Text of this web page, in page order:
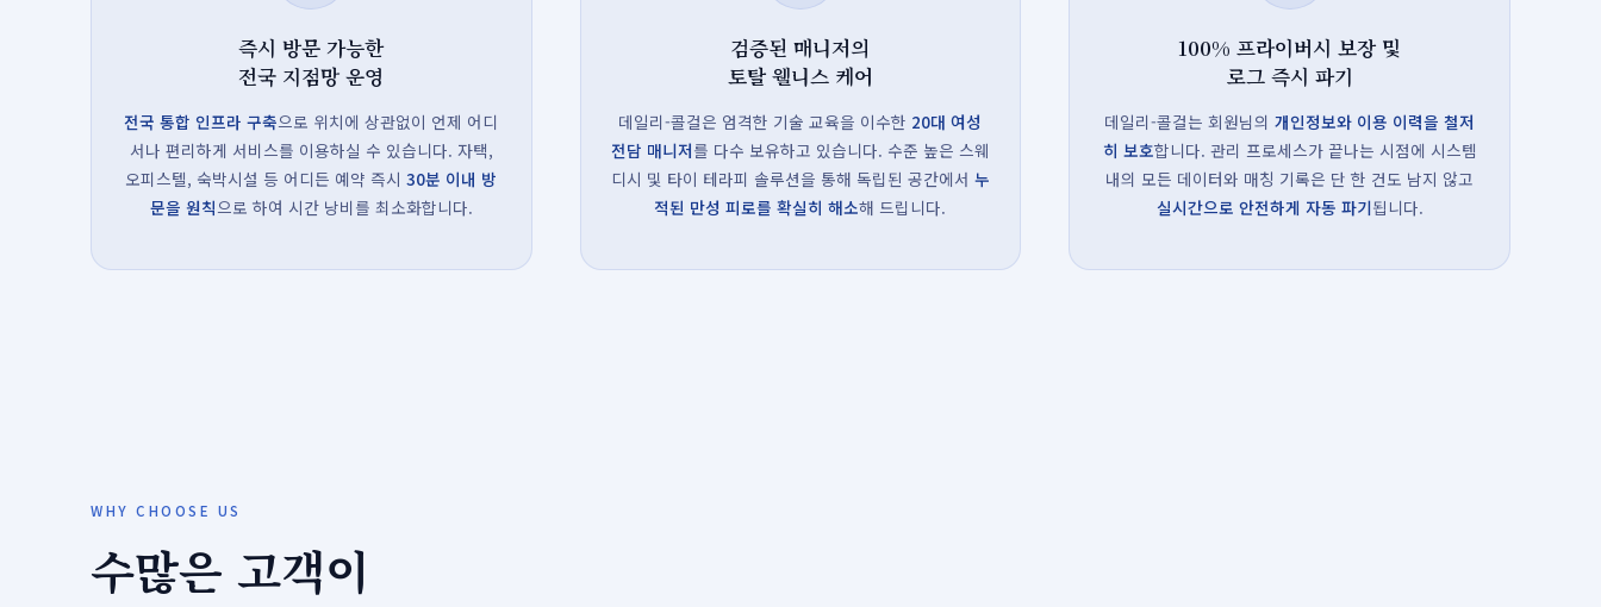
즉시 방문 가능한
전국 지점망 운영
전국 통합 인프라 구축으로 위치에 상관없이 언제 어디
서나 편리하게 서비스를 이용하실 수 있습니다. 자택,
오피스텔, 숙박시설 등 어디든 예약 즉시30분 이내 방
문을 원칙으로 하여 시간 낭비를 최소화합니다.
검증된 매니저의
토탈 웰니스 케어
데일리-콜걸은 엄격한 기술 교육을 이수한 20대 여성
전담 매니저를 다수 보유하고 있습니다. 수준 높은 스웨
디시 및 타이 테라피 솔루션을 통해 독립된 공간에서 누
적된 만성 피로를 확실히 해소해 드립니다.
100% 프라이버시 보장 및
로그 즉시 파기
데일리-콜걸는 회원님의개인정보와 이용 이력을 철저
히 보호합니다. 관리 프로세스가 끝나는 시점에 시스템
내의 모든 데이터와 매칭 기록은 단 한 건도 남지 않고
실시간으로 안전하게 자동 파기됩니다.
WHY CHOOSE US
수많은 고객이